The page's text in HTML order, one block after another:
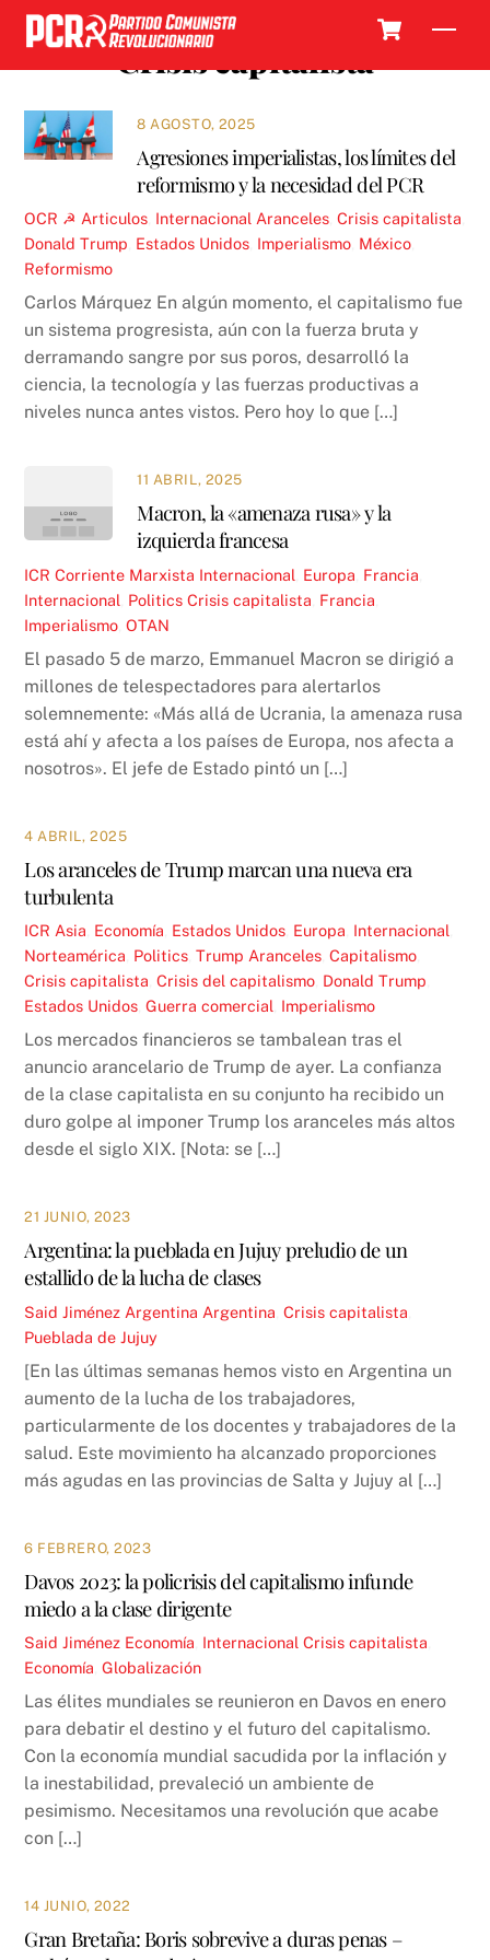
Skip
content
Crisis capitalista
8 AGOSTO, 2025
Agresiones imperialistas, los límites del
reformismo y la necesidad del PCR
OCR ☭ Articulos Internacional Aranceles ,Crisis capitalista
Donald Trump Estados Unidos Imperialismo México
Reformismo
Carlos Márquez En algún momento, el capitalismo fue
un sistema progresista, aún con la fuerza bruta y
derramando sangre por sus poros, desarrolló la
ciencia, la tecnología y las fuerzas productivas a
niveles nunca antes vistos. Pero hoy lo que […]
11 ABRIL, 2025
Macron, la «amenaza rusa» y la
izquierda francesa
ICR Corriente Marxista Internacional Europa Francia
Internacional Politics Crisis capitalista Francia
Imperialismo ,OTAN
El pasado 5 de marzo, Emmanuel Macron se dirigió a
millones de telespectadores para alertarlos
solemnemente: «Más allá de Ucrania, la amenaza rusa
está ahí y afecta a los países de Europa, nos afecta a
nosotros». El jefe de Estado pintó un […]
4 ABRIL, 2025
Los aranceles de Trump marcan una nueva era
turbulenta
ICR Asia Economía Estados Unidos Europa Internacional
Norteamérica Politics ,Trump Aranceles ,Capitalismo
Crisis capitalista ,Crisis del capitalismo Donald Trump
Estados Unidos ,Guerra comercial Imperialismo
Los mercados financieros se tambalean tras el
anuncio arancelario de Trump de ayer. La confianza
de la clase capitalista en su conjunto ha recibido un
duro golpe al imponer Trump los aranceles más altos
desde el siglo XIX. [Nota: se […]
21 JUNIO, 2023
Argentina: la pueblada en Jujuy preludio de un
estallido de la lucha de clases
Said Jiménez Argentina Argentina ,Crisis capitalista
Pueblada de Jujuy
[En las últimas semanas hemos visto en Argentina un
aumento de la lucha de los trabajadores,
particularmente de los docentes y trabajadores de la
salud. Este movimiento ha alcanzado proporciones
más agudas en las provincias de Salta y Jujuy al […]
6 FEBRERO, 2023
Davos 2023: la policrisis del capitalismo infunde
miedo a la clase dirigente
Said Jiménez Economía Internacional Crisis capitalista
Economía ,Globalización
Las élites mundiales se reunieron en Davos en enero
para debatir el destino y el futuro del capitalismo.
Con la economía mundial sacudida por la inflación y
la inestabilidad, prevaleció un ambiente de
pesimismo. Necesitamos una revolución que acabe
con […]
14 JUNIO, 2022
Gran Bretaña: Boris sobrevive a duras penas –